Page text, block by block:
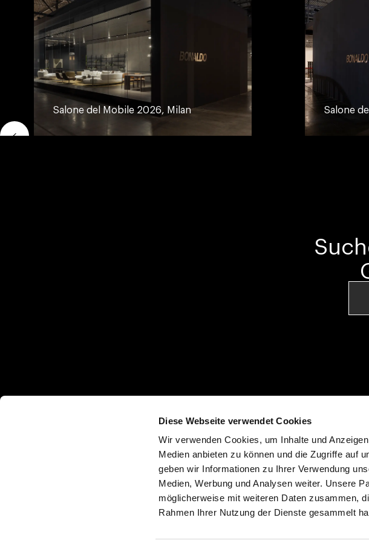
Diese Webseite verwendet Cookies
Wir verwenden Cookies, um Inhalte und
Medien anbieten zu können und die Zugriffe auf
geben wir Informationen zu Ihrer Verwendung
Medien, Werbung und Analysen weiter. Unsere
möglicherweise mit weiteren Daten zusammen,
Rahmen Ihrer Nutzung der Dienste gesammelt
Salone del Mobile 2026, Milan Salone
Download-BereichLegal NotesCookie Policy